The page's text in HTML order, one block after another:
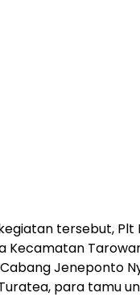
tersebut, Plt
Kecamatan
Jeneponto
para tamu